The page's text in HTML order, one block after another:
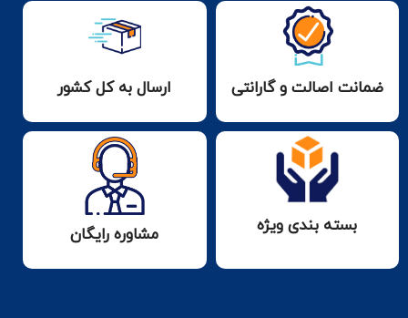
ضمانت اصالت و گارانتی ارسال به کل کشور
بسته بندی ویژه مشاوره رایگان